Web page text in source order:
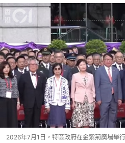
2026年7月1日，特區政府在金紫荊廣場舉